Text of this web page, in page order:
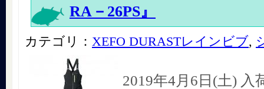
RA－26PS』
カテゴリ： XEFO DURASTレインビブ,
2019年4月6日(土) 入